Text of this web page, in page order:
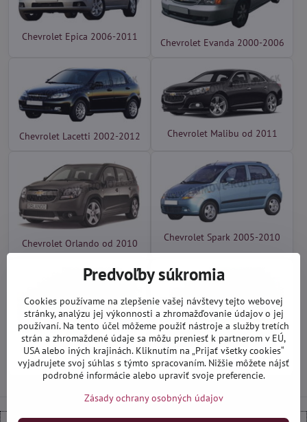
Chevrolet Epica 2006-2011
Chevrolet Evanda 2000-2006
Chevrolet Lacetti 2002-2012 Chevrolet Malibu od 2011
Chevrolet Orlando od 2010 Chevrolet Spark 2005-2010
Chevrolet Spark 2010-2015
Chevrolet Trax od 2013
Predvoľby súkromia
Cookies používame na zlepšenie vašej návštevy tejto webovej
stránky, analýzu jej výkonnosti a zhromažďovanie údajov o jej
používaní. Na tento účel môžeme použiť nástroje a služby tretích
strán a zhromaždené údaje sa môžu preniesť k partnerom v EÚ,
USA alebo iných krajinách. Kliknutím na „Prijať všetky cookies“
vyjadrujete svoj súhlas s týmto spracovaním. Nižšie môžete nájsť
podrobné informácie alebo upraviť svoje preferencie.
Zásady ochrany osobných údajov